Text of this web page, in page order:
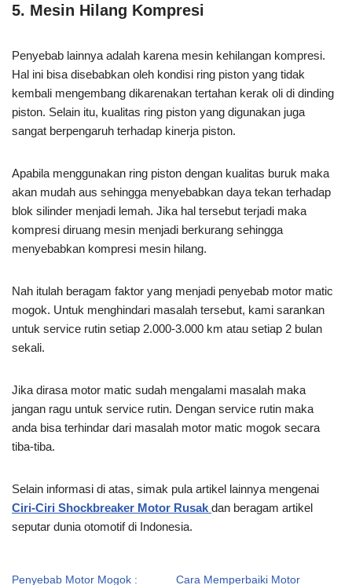
5. Mesin Hilang Kompresi
Penyebab lainnya adalah karena mesin kehilangan kompresi.
Hal ini bisa disebabkan oleh kondisi ring piston yang tidak
kembali mengembang dikarenakan tertahan kerak oli di dinding
piston. Selain itu, kualitas ring piston yang digunakan juga
sangat berpengaruh terhadap kinerja piston.
Apabila menggunakan ring piston dengan kualitas buruk maka
akan mudah aus sehingga menyebabkan daya tekan terhadap
blok silinder menjadi lemah. Jika hal tersebut terjadi maka
kompresi diruang mesin menjadi berkurang sehingga
menyebabkan kompresi mesin hilang.
Nah itulah beragam faktor yang menjadi penyebab motor matic
mogok. Untuk menghindari masalah tersebut, kami sarankan
untuk service rutin setiap 2.000-3.000 km atau setiap 2 bulan
sekali.
Jika dirasa motor matic sudah mengalami masalah maka
jangan ragu untuk service rutin. Dengan service rutin maka
anda bisa terhindar dari masalah motor matic mogok secara
tiba-tiba.
Selain informasi di atas, simak pula artikel lainnya mengenai
Ciri-Ciri Shockbreaker Motor Rusak dan beragam artikel
seputar dunia otomotif di Indonesia.
Penyebab Motor Mogok :
Cara Memperbaiki Motor